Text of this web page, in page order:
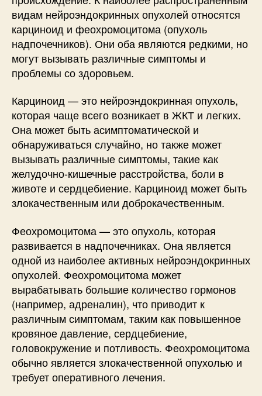
видам нейроэндокринных опухолей относятся
карциноид и феохромоцитома (опухоль
надпочечников). Они оба являются редкими, но
могут вызывать различные симптомы и
проблемы со здоровьем.
Карциноид — это нейроэндокринная опухоль,
которая чаще всего возникает в ЖКТ и легких.
Она может быть асимптоматической и
обнаруживаться случайно, но также может
вызывать различные симптомы, такие как
желудочно-кишечные расстройства, боли в
животе и сердцебиение. Карциноид может быть
злокачественным или доброкачественным.
Феохромоцитома — это опухоль, которая
развивается в надпочечниках. Она является
одной из наиболее активных нейроэндокринных
опухолей. Феохромоцитома может
вырабатывать большие количество гормонов
(например, адреналин), что приводит к
различным симптомам, таким как повышенное
кровяное давление, сердцебиение,
головокружение и потливость. Феохромоцитома
обычно является злокачественной опухолью и
требует оперативного лечения.